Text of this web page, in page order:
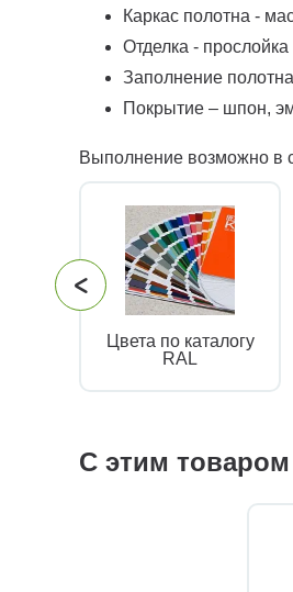
Каркас полотна -
Отделка -
Заполнение
Покрытие – шпон,
Выполнение возможно в
Цвета по каталогу
RAL
С этим